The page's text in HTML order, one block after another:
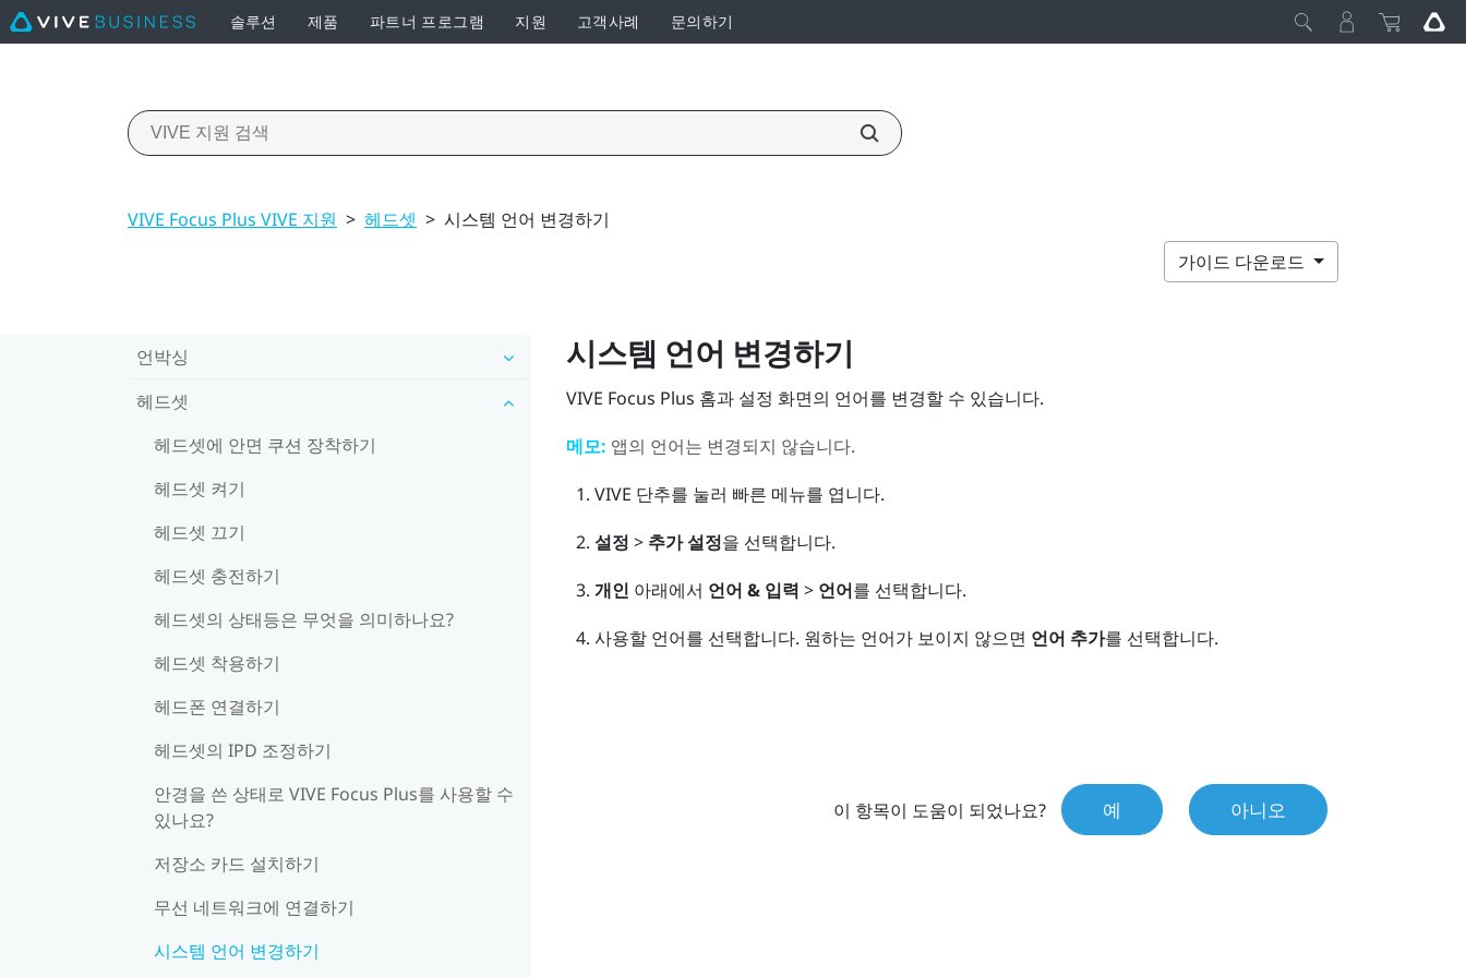
솔루션 제품 파트너 프로그램 지원 고객사례 문의하기
VIVE Focus Plus VIVE 지원 > 헤드셋 > 시스템 언어 변경하기
가이드 다운로드
언박싱
헤드셋
헤드셋에 안면 쿠션 장착하기
헤드셋 켜기
헤드셋 끄기
헤드셋 충전하기
헤드셋의 상태등은 무엇을 의미하나요?
헤드셋 착용하기
헤드폰 연결하기
헤드셋의 IPD 조정하기
안경을 쓴 상태로 VIVE Focus Plus를 사용할 수
있나요?
저장소 카드 설치하기
무선 네트워크에 연결하기
시스템 언어 변경하기
시스템 언어 변경하기
VIVE Focus Plus 홈과 설정 화면의 언어를 변경할 수 있습니다.
메모: 앱의 언어는 변경되지 않습니다.
VIVE 단추를 눌러 빠른 메뉴를 엽니다.
설정 > 추가 설정을 선택합니다.
개인 아래에서 언어 & 입력 > 언어를 선택합니다.
사용할 언어를 선택합니다. 원하는 언어가 보이지 않으면 언어 추가를 선택합니다.
이 항목이 도움이 되었나요? 예 아니오